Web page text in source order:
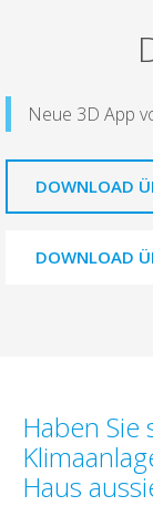
Neue 3D App
DOWNLOAD
DOWNLOAD
Haben Sie
Haus